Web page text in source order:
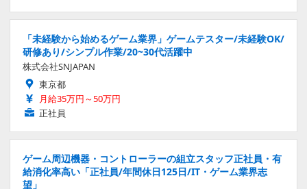
「未経験から始めるゲーム業界」ゲームテスター/未経験OK/
研修あり/シンプル作業/20~30代活躍中
株式会社SNJAPAN
東京都
月給35万円～50万円
正社員
ゲーム周辺機器・コントローラーの組立スタッフ正社員・有
給消化率高い「正社員/年間休日125日/IT・ゲーム業界志
望」